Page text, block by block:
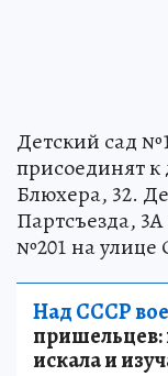
Детский сад
присоединят к
Блюхера, 32.
Партсъезда,
№201 на улице
Над СССР
пришельцев:
искала и